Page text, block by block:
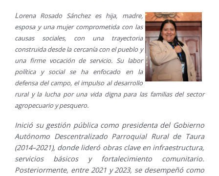
Lorena Rosado Sánchez es hija, madre,
esposa y una mujer comprometida con las
causas sociales, con una trayectoria
construida desde la cercanía con el pueblo y
una firme vocación de servicio. Su labor
política y social se ha enfocado en la
defensa del campo, el impulso al desarrollo
rural y la lucha por una vida digna para las familias del sector
agropecuario y pesquero.
Inició su gestión pública como presidenta del Gobierno
Autónomo Descentralizado Parroquial Rural de Taura
(2014–2021), donde lideró obras clave en infraestructura,
servicios básicos y fortalecimiento comunitario.
Posteriormente, entre 2021 y 2023, se desempeñó como